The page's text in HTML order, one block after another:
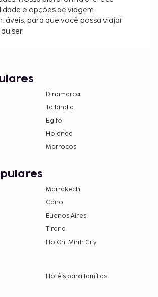
e opções de viagem
para que você possa viajar
Dinamarca
Tailândia
Egito
Holanda
Marrocos
Marrakech
Cairo
Buenos Aires
Tirana
Ho Chi Minh City
Hotéis para famílias